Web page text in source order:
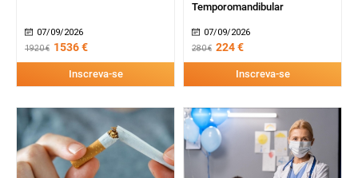
07/09/2026
1920 € 1536 €
Inscreva-se
Temporomandibular
07/09/2026
280 € 224 €
Inscreva-se